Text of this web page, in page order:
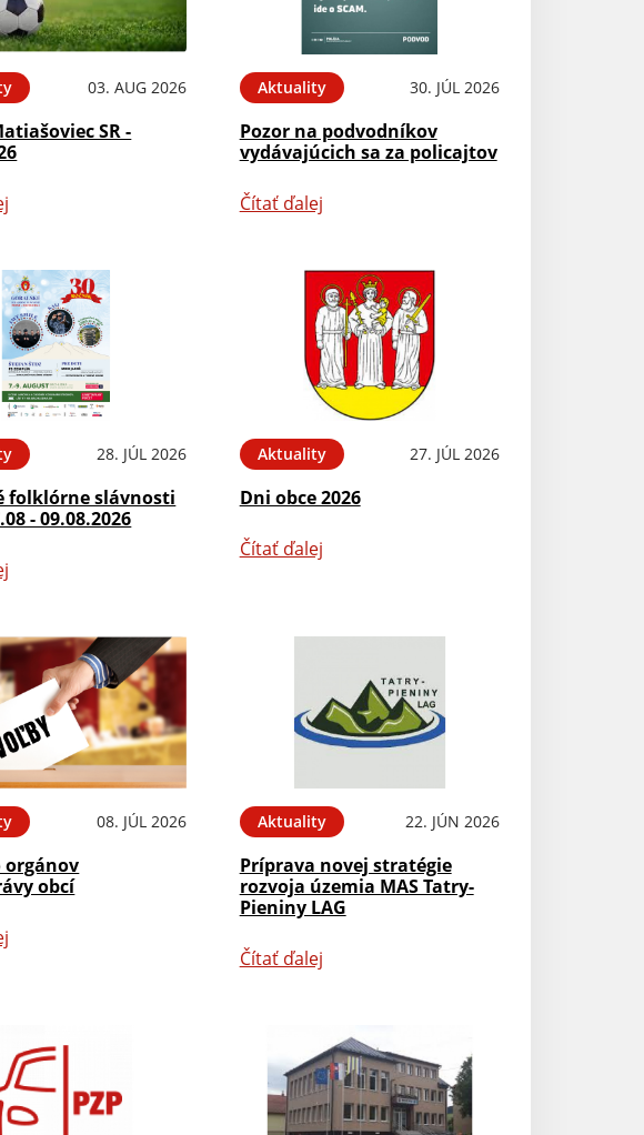
03. AUG 2026
SR -
Aktuality 30. JÚL 2026
Pozor na podvodníkov
vydávajúcich sa za policajtov
Čítať ďalej
28. JÚL 2026
folklórne slávnosti
- 09.08.2026
Aktuality 27. JÚL 2026
Dni obce 2026
Čítať ďalej
08. JÚL 2026
orgánov
obcí
Aktuality 22. JÚN 2026
Príprava novej stratégie
rozvoja územia MAS Tatry-
Pieniny LAG
Čítať ďalej